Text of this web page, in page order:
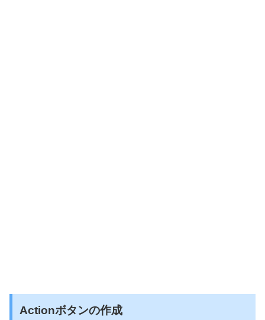
Actionボタンの作成